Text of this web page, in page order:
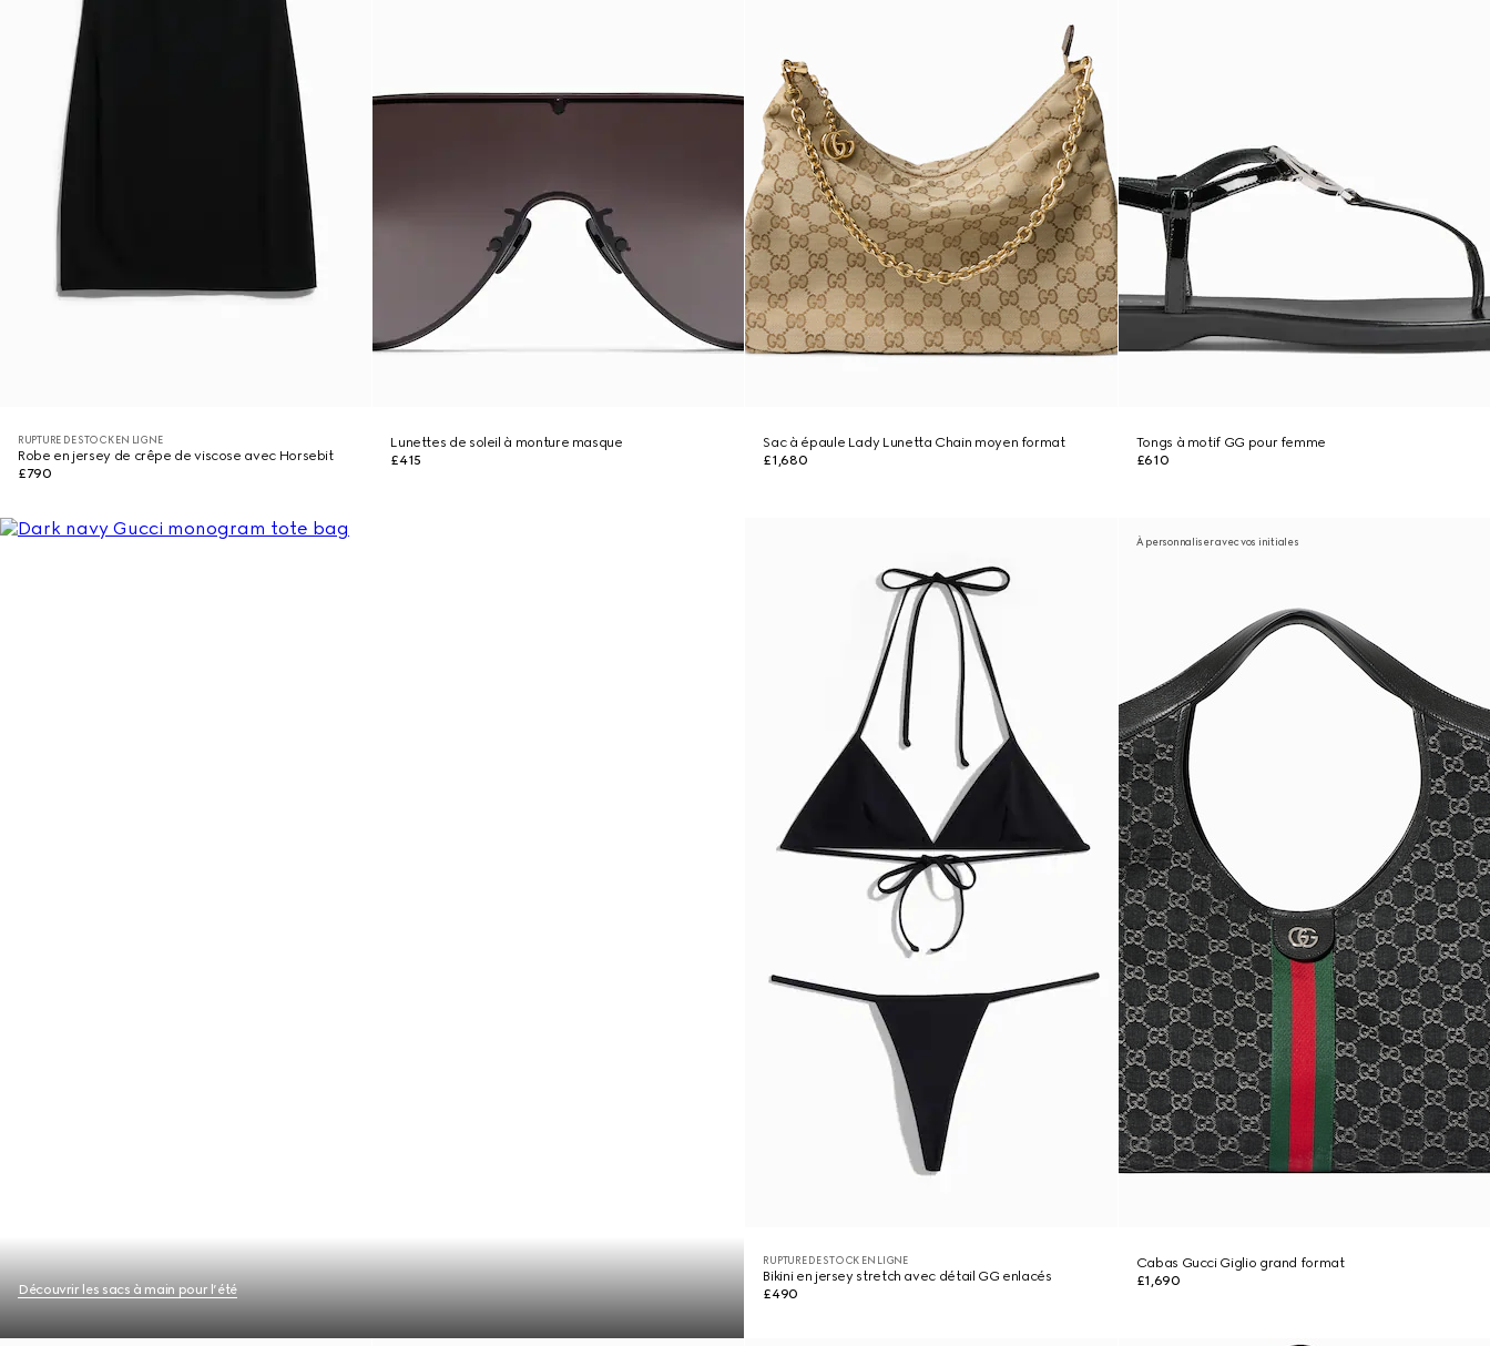
RUPTURE DE STOCK EN LIGNE
Robe en jersey de crêpe de viscose avec Horsebit
£790
Lunettes de soleil à monture masque
£415
Sac à épaule Lady Lunetta Chain moyen format
£1,680
Tongs à motif GG pour femme
£610
Découvrir les sacs à main pour l’été
RUPTURE DE STOCK EN LIGNE
Bikini en jersey stretch avec détail GG enlacés
£490
À personnaliser avec vos initiales
Cabas Gucci Giglio grand format
£1,690